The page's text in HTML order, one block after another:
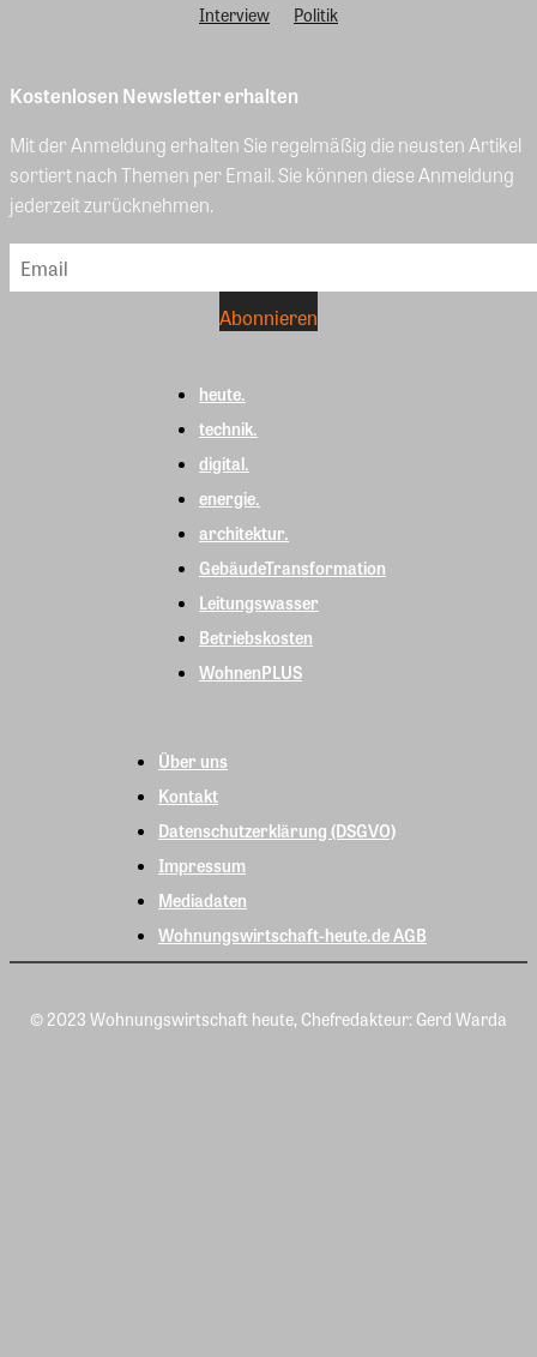
Interview
Politik
Kostenlosen Newsletter erhalten
Mit der Anmeldung erhalten Sie regelmäßig die neusten Artikel
sortiert nach Themen per Email. Sie können diese Anmeldung
jederzeit zurücknehmen.
heute.
technik.
digital.
energie.
architektur.
GebäudeTransformation
Leitungswasser
Betriebskosten
WohnenPLUS
Über uns
Kontakt
Datenschutzerklärung (DSGVO)
Impressum
Mediadaten
Wohnungswirtschaft-heute.de AGB
© 2023 Wohnungswirtschaft heute, Chefredakteur: Gerd Warda